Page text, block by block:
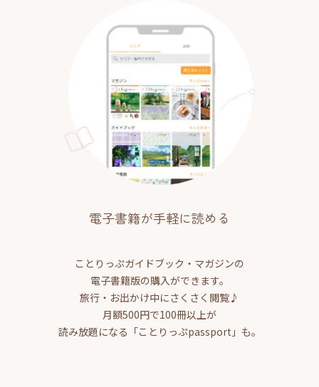
電子書籍が手軽に読める
ことりっぷガイドブック・マガジンの
電子書籍版の購入ができます。
旅行・お出かけ中にさくさく閲覧♪
月額500円で100冊以上が
読み放題になる「ことりっぷpassport」も。